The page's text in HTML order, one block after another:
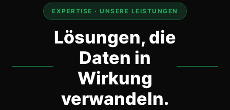
EXPERTISE · UNSERE LEISTUNGEN
Lösungen, die
Daten in
Wirkung
verwandeln.